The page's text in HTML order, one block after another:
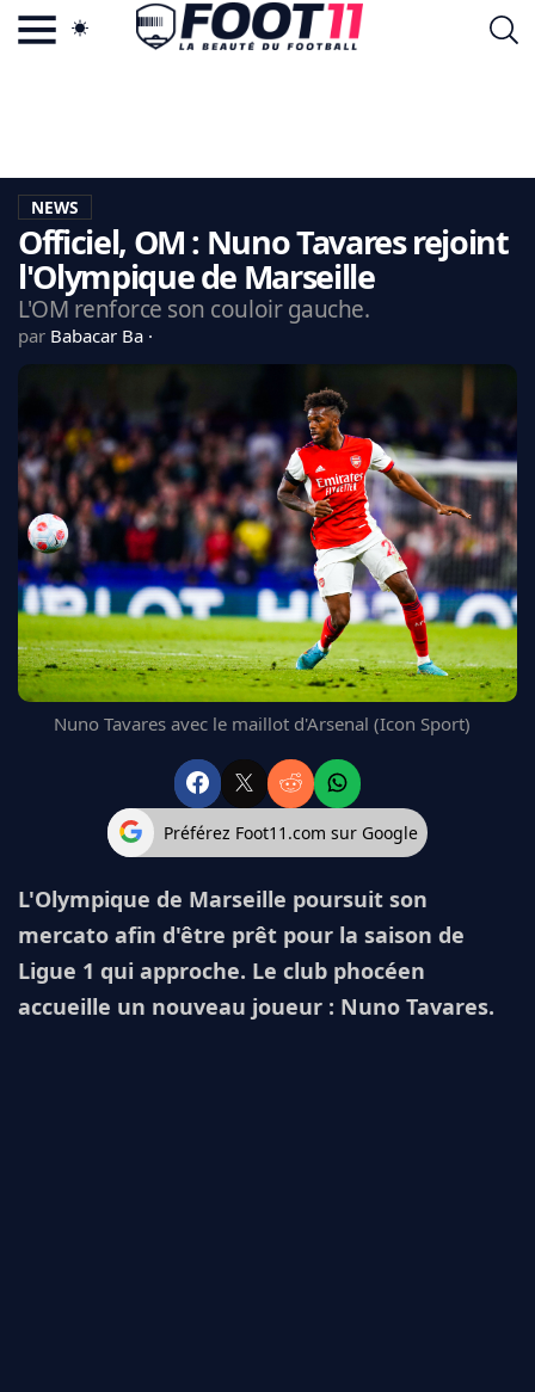
LA CHARTE
VIE PRIVÉE
CGU
CONTACTEZ-NOUS
CDM 2026
EDF
PSG
LIGUE 1
REAL MADRID
FC BARCELONE
MANCHESTER UNITED
CHELSEA
ARSENAL
BAYERN
L'AVIS DE LA RÉDAC'
NEWS
Officiel, OM : Nuno Tavares rejoint
l'Olympique de Marseille
L'OM renforce son couloir gauche.
par Babacar Ba
Nuno Tavares avec le maillot d'Arsenal (Icon Sport)
Préférez Foot11.com sur Google
L'Olympique de Marseille poursuit son
mercato afin d'être prêt pour la saison de
Ligue 1 qui approche. Le club phocéen
accueille un nouveau joueur : Nuno Tavares.